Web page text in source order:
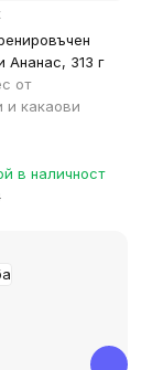
Ананас, 313 г
от
и какаови
в наличност